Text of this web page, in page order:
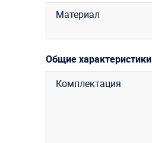
Материал
Общие характеристики
Комплектация